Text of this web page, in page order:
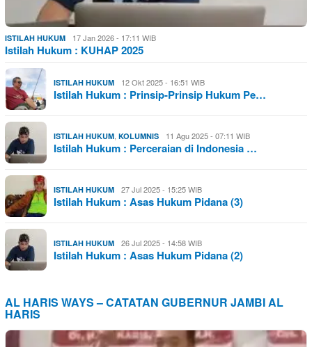
ISTILAH HUKUM 17 Jan 2026 - 17:11 WIB
Istilah Hukum : KUHAP 2025
ISTILAH HUKUM 12 Okt 2025 - 16:51 WIB
Istilah Hukum : Prinsip-Prinsip Hukum Pe…
ISTILAH HUKUM, KOLUMNIS 11 Agu 2025 - 07:11 WIB
Istilah Hukum : Perceraian di Indonesia …
ISTILAH HUKUM 27 Jul 2025 - 15:25 WIB
Istilah Hukum : Asas Hukum Pidana (3)
ISTILAH HUKUM 26 Jul 2025 - 14:58 WIB
Istilah Hukum : Asas Hukum Pidana (2)
AL HARIS WAYS – CATATAN GUBERNUR JAMBI AL
HARIS